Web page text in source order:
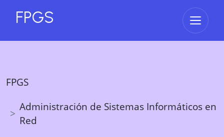
FPGS Abrir
FPGS
Administración de Sistemas Informáticos en
Red